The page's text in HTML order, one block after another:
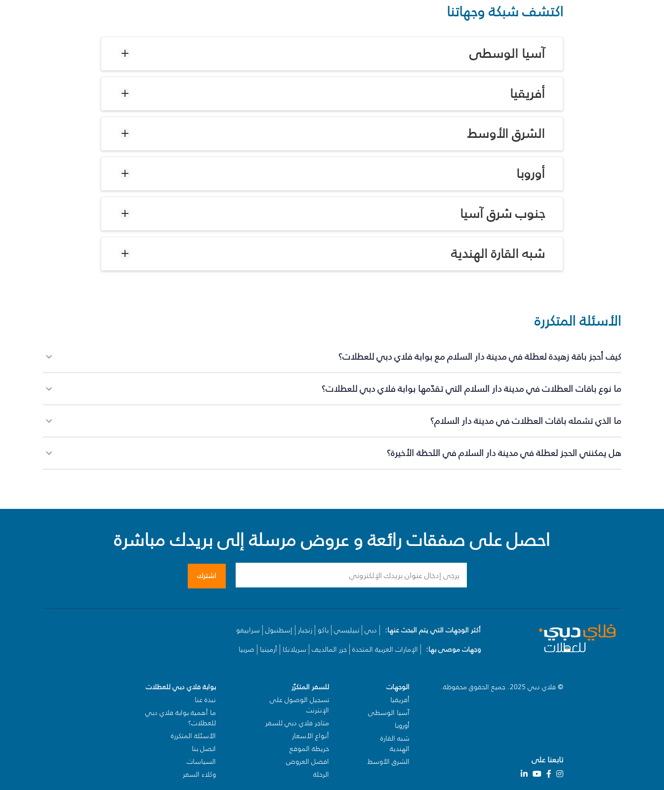
اكتشف شبكة وجهاتنا
آسيا الوسطى
أفريقيا
الشرق الأوسط
أوروبا
جنوب شرق آسيا
شبه القارة الهندية
الأسئلة المتكررة
كيف أحجز باقة زهيدة لعطلة في مدينة دار السلام مع بوابة فلاي دبي للعطلات؟
ما نوع باقات العطلات في مدينة دار السلام التي تقدّمها بوابة فلاي دبي للعطلات؟
ما الذي تشمله باقات العطلات في مدينة دار السلام؟
هل يمكنني الحجز لعطلة في مدينة دار السلام في اللحظة الأخيرة؟
احصل على صفقات رائعة و عروض مرسلة إلى بريدك مباشرة
اشترك
أكثر الوجهات التي يتم البحث عنها: دبي تبيليسي باكو زنجبار إسطنبول سراييفو
وجهات موصى بها:
الإمارات العربية المتحدة جزر المالديف سريلانكا أرمينيا صربيا
© فلاي دبي 2025. جميع الحقوق محفوظة.
تابعنا على
الوجهات
أفريقيا
آسيا الوسطى
أوروبا
شبه القارة
الهندية
الشرق الأوسط
للسفر المتكرّر
تسجيل الوصول على
الإنترنت
متاجر فلاي دبي للسفر
أنواع الأسعار
خريطة الموقع
افضل العروض
الرحلة
بوابة فلاي دبي للعطلات
نبذة عنا
ما أهمية بوابة فلاي دبي
للعطلات؟
الأسئلة المتكررة
اتصل بنا
السياسات
وكلاء السفر